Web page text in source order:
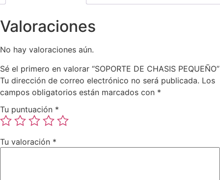
Valoraciones
No hay valoraciones aún.
Sé el primero en valorar “SOPORTE DE CHASIS PEQUEÑO”
Tu dirección de correo electrónico no será publicada. Los
campos obligatorios están marcados con *
Tu puntuación *
Tu valoración *